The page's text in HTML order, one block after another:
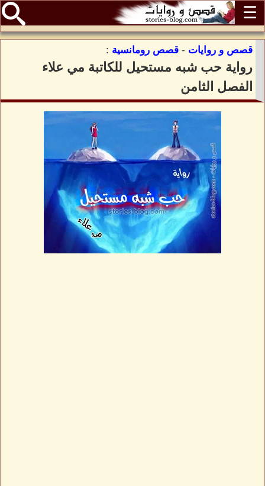
☰
قصص و روايات - قصص رومانسية :
رواية حب شبه مستحيل للكاتبة مي علاء
الفصل الثامن